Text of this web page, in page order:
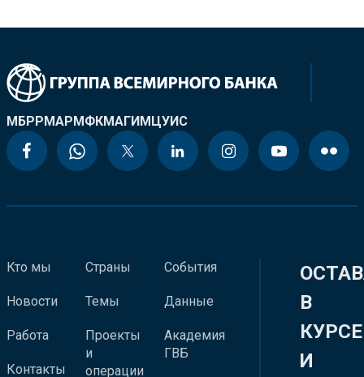
МБРРМАРМФКМАГИМЦУИС
Кто мы
Новости
Работа
Контакты
Страны
Темы
Проекты
и
операции
События
Данные
Академия
ГВБ
В
КУРСЕ
И